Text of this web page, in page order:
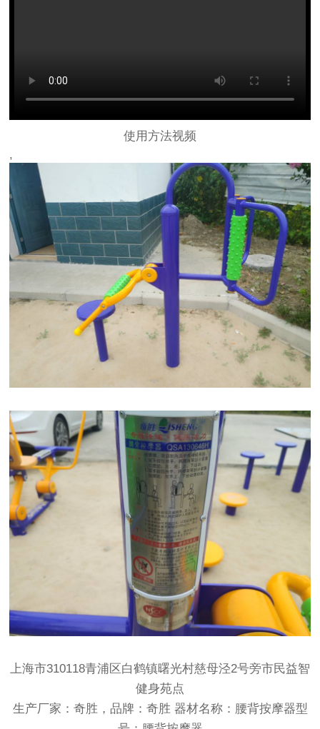
使用方法视频
,
上海市310118青浦区白鹤镇曙光村慈母泾2号旁市民益智
健身苑点
生产厂家：奇胜，品牌：奇胜 器材名称：腰背按摩器型